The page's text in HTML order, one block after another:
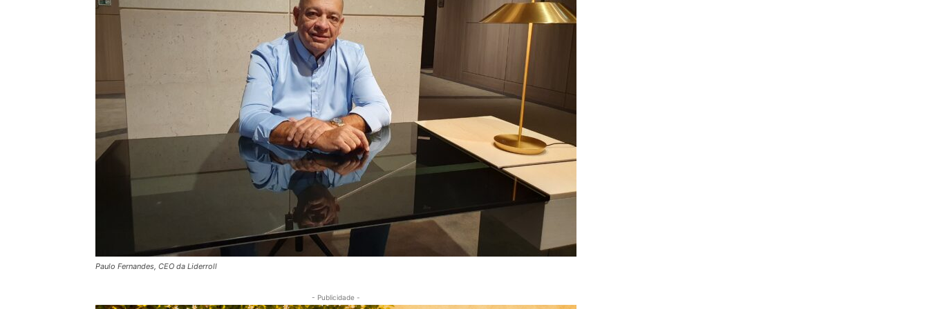
Paulo Fernandes, CEO da Liderroll
- Publicidade -